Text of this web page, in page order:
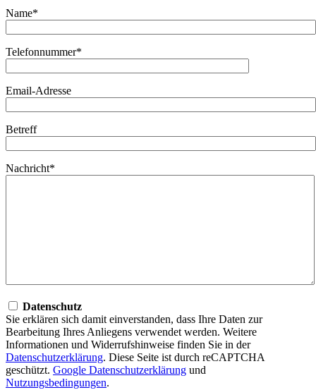
Name*
Telefonnummer*
Email-Adresse
Betreff
Nachricht*
Datenschutz
Sie erklären sich damit einverstanden, dass Ihre Daten zur
Bearbeitung Ihres Anliegens verwendet werden. Weitere
Informationen und Widerrufshinweise finden Sie in der
Datenschutzerklärung. Diese Seite ist durch reCAPTCHA
geschützt. Google Datenschutzerklärung und
Nutzungsbedingungen.